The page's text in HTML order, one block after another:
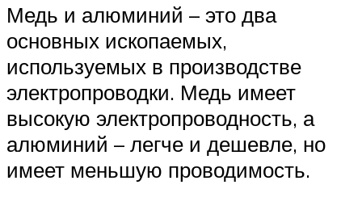
Медь и алюминий – это два
основных ископаемых,
используемых в производстве
электропроводки. Медь имеет
высокую электропроводность, а
алюминий – легче и дешевле, но
имеет меньшую проводимость.